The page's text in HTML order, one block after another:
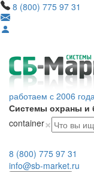
8 (800) 775 97 31
работаем с 2006
Системы охраны и
container×
8 (800) 775 97 31
info@sb-market.ru